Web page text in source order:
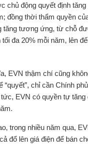
chủ động quyết định tăng
đồng thời thẩm quyền
tăng tương ứng, từ chỗ
tối đa 20% mỗi năm, lên
EVN thậm chí cũng
“quyết”, chỉ cần Chính
EVN có quyền tự tăng
trong nhiều năm qua,
đổ lên giá điện để bán